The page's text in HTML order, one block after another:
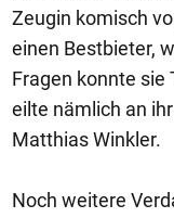
Zeugin komisch
einen Bestbieter,
Fragen konnte sie
eilte nämlich an
Matthias Winkler.
Noch weitere